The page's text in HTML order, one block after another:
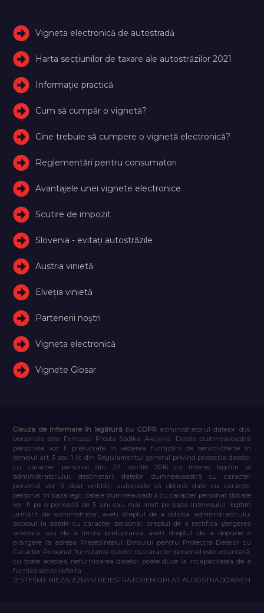
Vigneta electronică de autostradă
Harta secțiunilor de taxare ale autostrăzilor 2021
Informație practică
Cum să cumpăr o vignetă?
Cine trebuie să cumpere o vignetă electronică?
Reglementări pentru consumatori
Avantajele unei vignete electronice
Scutire de impozit
Slovenia - evitați autostrăzile
Austria vinietă
Elveţia vinietă
Partenerii noștri
Vigneta electronică
Vignete Glosar
Clauza de informare în legătură cu GDPR administratorul datelor dvs.
personale este Feniqs.pl Prosta Spółka Akcyjna. Datele dumneavoastră
personale vor fi prelucrate în vederea furnizării de servicii/oferte în
temeiul art. 6 sec. 1 lit. din Regulamentul general privind protecția datelor
cu caracter personal din 27 aprilie 2016 ca interes legitim al
administratorului, destinatarii datelor dumneavoastră cu caracter
personal vor fi doar entități autorizate să obțină date cu caracter
personal în baza legii, datele dumneavoastră cu caracter personal stocate
vor fi pe o perioadă de 5 ani sau mai mult pe baza interesului legitim
urmărit de administrator, aveți dreptul de a solicita administratorului
accesul la datele cu caracter personal, dreptul de a rectifica ștergerea
acestora sau de a limita prelucrarea, aveți dreptul de a depune o
plângere la adresa Președintelui Biroului pentru Protecția Datelor cu
Caracter Personal, furnizarea datelor cu caracter personal este voluntară,
cu toate acestea, nefurnizarea datelor poate duce la incapacitatea de a
furniza servicii/oferta.
JESTEŚMY NIEZALEŻNYM REJESTRATOREM OPŁAT AUTOSTRADOWYCH